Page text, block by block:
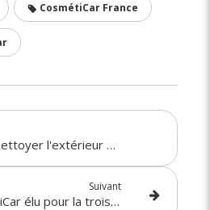
CosmétiCar France
Comment nettoyer l'extérieur de sa voiture ?
Suivant
Le réseau CosmétiCar élu pour la troisième année "Meilleure Franchise de France"